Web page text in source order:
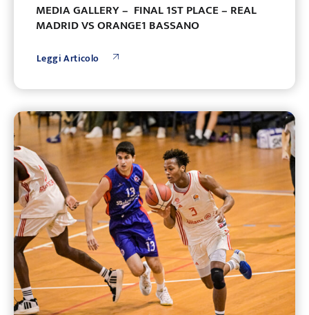
MEDIA GALLERY – FINAL 1ST PLACE – REAL
MADRID VS ORANGE1 BASSANO
Leggi Articolo